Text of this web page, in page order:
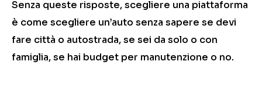
Senza queste risposte, scegliere una piattaforma
è come scegliere un’auto senza sapere se devi
fare città o autostrada, se sei da solo o con
famiglia, se hai budget per manutenzione o no.